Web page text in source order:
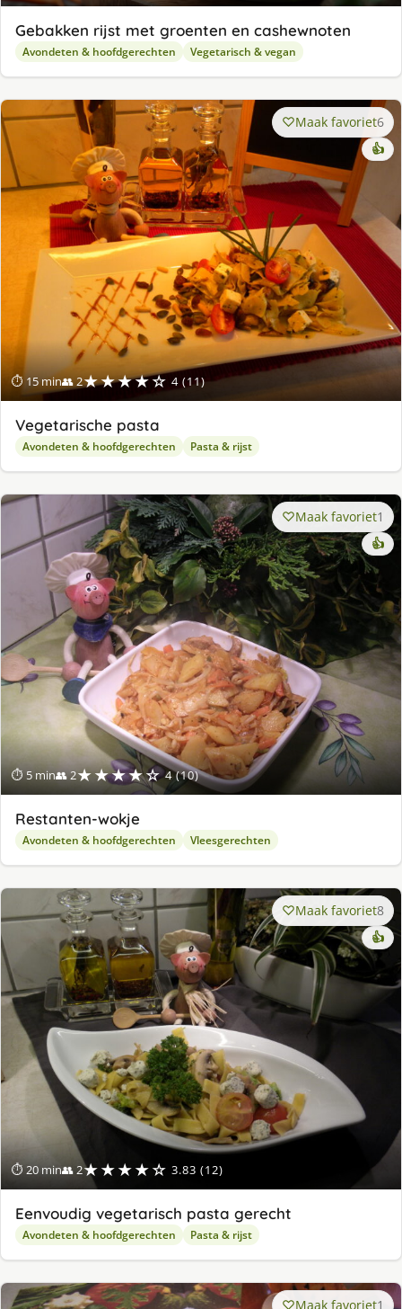
Gebakken rijst met groenten en cashewnoten
Avondeten & hoofdgerechten Vegetarisch & vegan
⏱ 15 min👥 2★★★★☆ 4 (11)
Maak favoriet6
👍
Vegetarische pasta
Avondeten & hoofdgerechten Pasta & rijst
⏱ 5 min👥 2★★★★☆ 4 (10)
Maak favoriet1
👍
Restanten-wokje
Avondeten & hoofdgerechten Vleesgerechten
⏱ 20 min👥 2★★★★☆ 3.83 (12)
Maak favoriet8
👍
Eenvoudig vegetarisch pasta gerecht
Avondeten & hoofdgerechten Pasta & rijst
Maak favoriet1